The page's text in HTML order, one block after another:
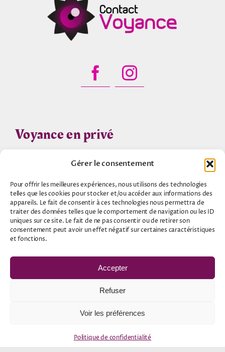
Gérer le consentement
Pour offrir les meilleures expériences, nous utilisons des technologies
telles que les cookies pour stocker et/ou accéder aux informations des
appareils. Le fait de consentir à ces technologies nous permettra de
traiter des données telles que le comportement de navigation ou les ID
uniques sur ce site. Le fait de ne pas consentir ou de retirer son
consentement peut avoir un effet négatif sur certaines caractéristiques
et fonctions.
Accepter
Refuser
Voir les préférences
Politique de confidentialité
Voyance en privé
minute supplémentaire(1)
Voyance sans CB
Consultation de voyance
Tirages des tarots